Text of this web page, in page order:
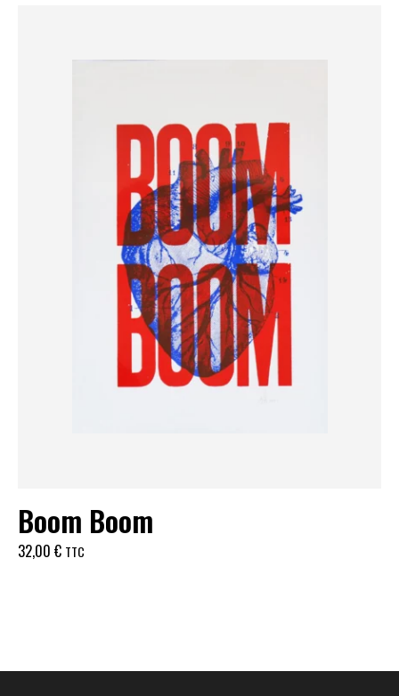
Boom Boom
32,00 € TTC